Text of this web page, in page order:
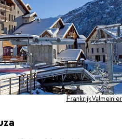
FrankrijkValmeinier